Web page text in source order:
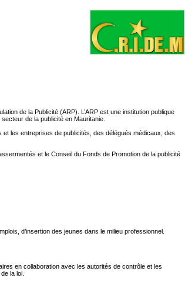
de la Publicité (ARP). L’ARP est une institution publique
de la publicité en Mauritanie.
les entreprises de publicités, des délégués médicaux, des
et le Conseil du Fonds de Promotion de la publicité
d’insertion des jeunes dans le milieu professionnel.
en collaboration avec les autorités de contrôle et les
la loi.